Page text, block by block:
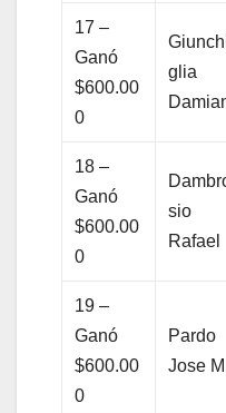
17 –
Ganó
$600.00
0
glia
18 –
Ganó
$600.00
0
sio
Rafael
19 –
Ganó
$600.00
0
Pardo
Jose